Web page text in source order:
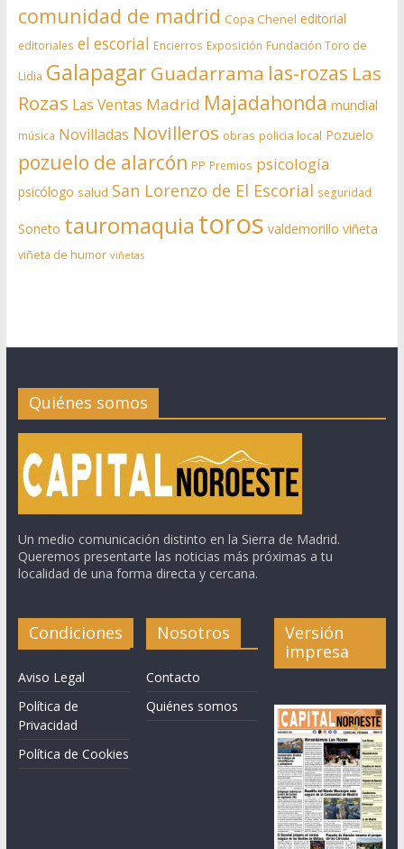
comunidad de madrid Copa Chenel editorial
editoriales el escorial Encierros Exposición Fundación Toro de
Lidia Galapagar Guadarrama las-rozas Las
Rozas Las Ventas Madrid Majadahonda mundial
música Novilladas Novilleros obras policia local Pozuelo
pozuelo de alarcón PP Premios psicología
psicólogo salud San Lorenzo de El Escorial seguridad
Soneto tauromaquia toros valdemorillo viñeta
viñeta de humor viñetas
Quiénes somos
Un medio comunicación distinto en la Sierra de Madrid.
Queremos presentarte las noticias más próximas a tu
localidad de una forma directa y cercana.
Condiciones
Aviso Legal
Política de
Privacidad
Política de Cookies
Nosotros
Contacto
Quiénes somos
Versión
impresa